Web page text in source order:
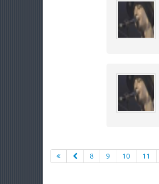
8 9 10 11